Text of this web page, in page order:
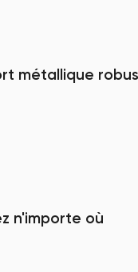
métallique
n'importe où